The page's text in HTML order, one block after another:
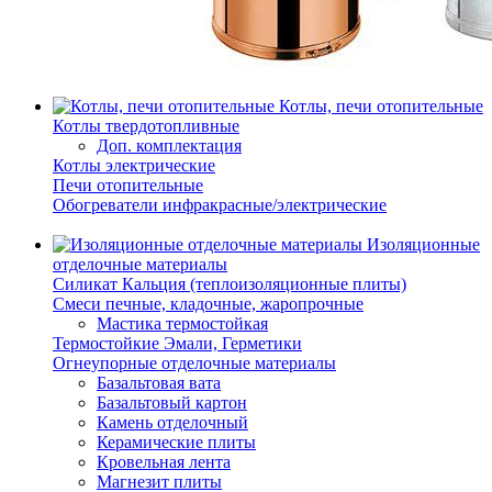
Котлы, печи отопительные
Котлы твердотопливные
Доп. комплектация
Котлы электрические
Печи отопительные
Обогреватели инфракрасные/электрические
Изоляционные
отделочные материалы
Силикат Кальция (теплоизоляционные плиты)
Смеси печные, кладочные, жаропрочные
Мастика термостойкая
Термостойкие Эмали, Герметики
Огнеупорные отделочные материалы
Базальтовая вата
Базальтовый картон
Камень отделочный
Керамические плиты
Кровельная лента
Магнезит плиты